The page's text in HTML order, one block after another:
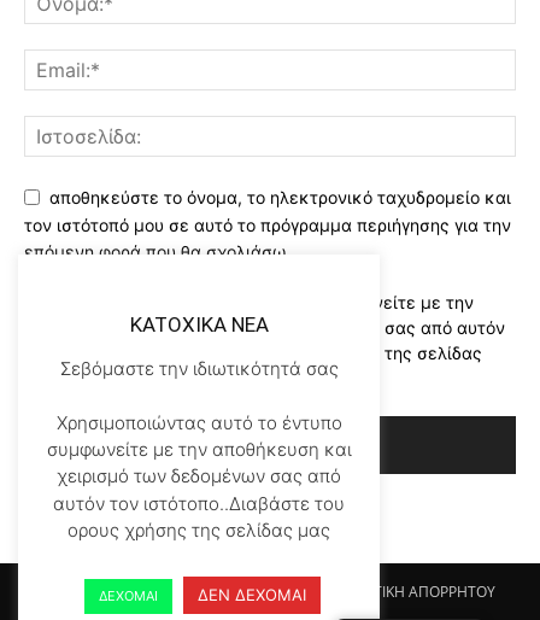
αποθηκεύστε το όνομα, το ηλεκτρονικό ταχυδρομείο και
τον ιστότοπό μου σε αυτό το πρόγραμμα περιήγησης για την
επόμενη φορά που θα σχολιάσω.
Χρησιμοποιώντας αυτό το έντυπο συμφωνείτε με την
αποθήκευση και χειρισμό των δεδομένων σας από αυτόν
τον ιστότοπο..Διαβάστε του ορους χρήσης της σελίδας
μας*
Αρχικη KATOHIKA NEA Login Register
ΠΟΛΙΤΙΚΗ ΑΠΟΡΡΗΤΟΥ
KATOXIKA NEA
Σεβόμαστε την ιδιωτικότητά σας
Χρησιμοποιώντας αυτό το έντυπο
συμφωνείτε με την αποθήκευση και
χειρισμό των δεδομένων σας από
αυτόν τον ιστότοπο..Διαβάστε του
ορους χρήσης της σελίδας μας
ΔΕΧΟΜΑΙ ΔΕΝ ΔΕΧΟΜΑΙ